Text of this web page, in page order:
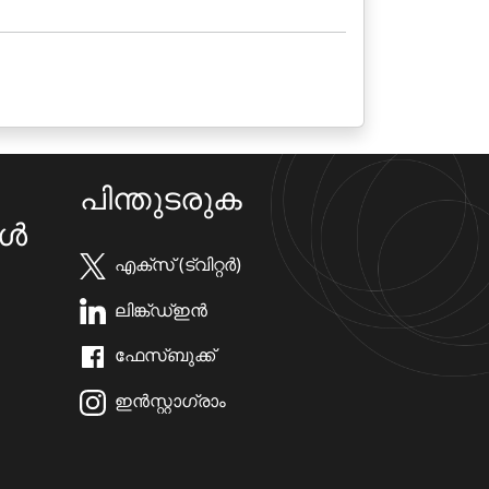
പിന്തുടരുക
എക്സ് (ട്വിറ്റർ)
ലിങ്ക്ഡ്ഇൻ
ഫേസ്ബുക്ക്
ഇൻസ്റ്റാഗ്രാം